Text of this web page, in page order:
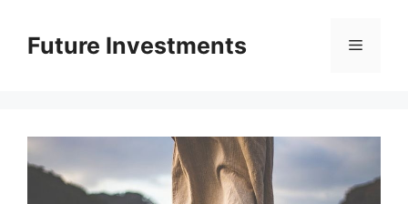
вмістуFuture Investments Меню